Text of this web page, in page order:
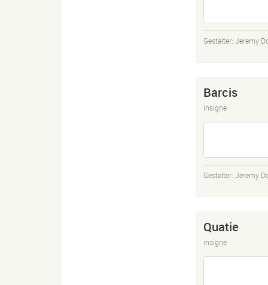
Gestalter: Jeremy
Barcis
insigne
Gestalter: Jeremy
Quatie
insigne